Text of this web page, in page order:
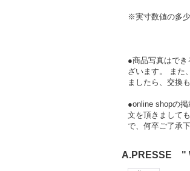
※実寸数値の多
●商品写真はで
ざいます。 また
ましたら、交換
●online shopの
文を頂きまして
で、何卒ご了承
A.PRESSE "